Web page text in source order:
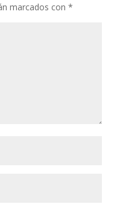
marcados con *